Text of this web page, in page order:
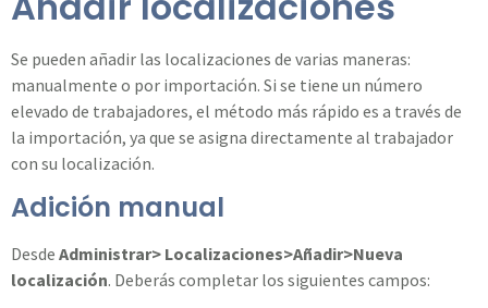
Se pueden añadir las localizaciones de varias maneras:
manualmente o por importación. Si se tiene un número
elevado de trabajadores, el método más rápido es a través de
la importación, ya que se asigna directamente al trabajador
con su localización.
Adición manual
Desde Administrar> Localizaciones>Añadir>Nueva
localización. Deberás completar los siguientes campos: